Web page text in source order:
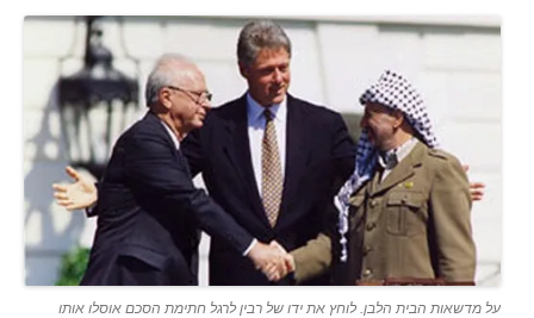
על מדשאות הבית הלבן. לוחץ את ידו של רבין לרגל חתימת הסכם אוסלו אותו